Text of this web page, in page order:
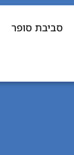
סביבת סופר